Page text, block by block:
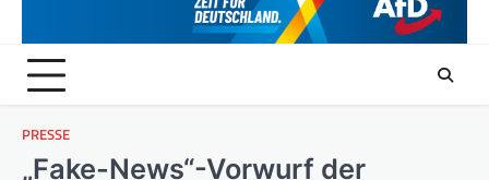
PRESSE
„Fake-News“-Vorwurf der